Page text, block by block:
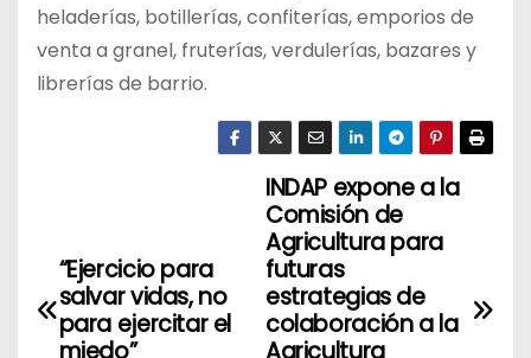
heladerías, botillerías, confiterías, emporios de
venta a granel, fruterías, verdulerías, bazares y
librerías de barrio.
v
INDAP expone a la
Comisión de
Agricultura para
futuras
estrategias de
colaboración a la
“Ejercicio para
salvar vidas, no
para ejercitar el